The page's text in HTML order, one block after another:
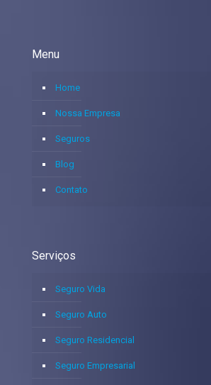
Menu
Home
Nossa Empresa
Seguros
Blog
Contato
Serviços
Seguro Vida
Seguro Auto
Seguro Residencial
Seguro Empresarial